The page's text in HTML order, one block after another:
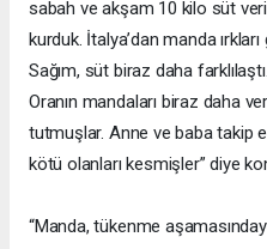
sabah ve akşam 10 kilo süt
kurduk. İtalya’dan manda
Sağım, süt biraz daha
Oranın mandaları biraz daha
tutmuşlar. Anne ve baba takip
kötü olanları kesmişler” diye
“Manda, tükenme